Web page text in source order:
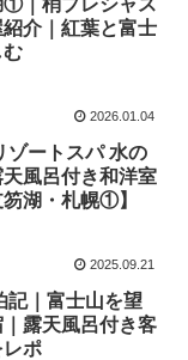
①｜梢プレシャス
介｜紅葉と富士
む
2026.01.04
ゾートスパ 水の
風呂付き和洋室
湖・札幌①】
2025.09.21
記｜富士山を望
露天風呂付き客
ポ